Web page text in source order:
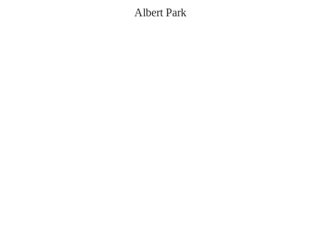
Albert Park